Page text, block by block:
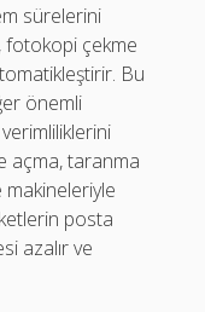
sürelerini
fotokopi çekme
Bu
önemli
açma, taranma
makineleriyle
posta
azalır ve